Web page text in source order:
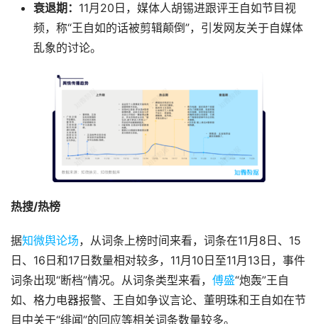
衰退期： 11月20日，媒体人胡锡进跟评王自如节目视
频，称“王自如的话被剪辑颠倒”，引发网友关于自媒体
乱象的讨论。
热搜/热榜
据知微舆论场，从词条上榜时间来看，词条在11月8日、15
日、16日和17日数量相对较多，11月10日至11月13日，事件
词条出现“断档”情况。从词条类型来看， 傅盛“炮轰”王自
如、格力电器报警、王自如争议言论、董明珠和王自如在节
目中关于“绯闻”的回应等相关词条数量较多。